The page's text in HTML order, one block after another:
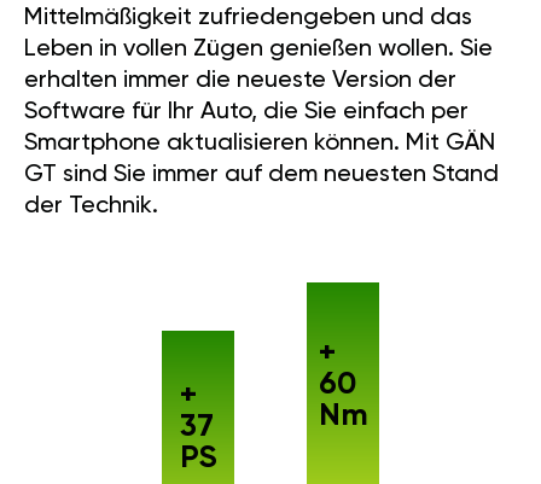
Mittelmäßigkeit zufriedengeben und das
Leben in vollen Zügen genießen wollen. Sie
erhalten immer die neueste Version der
Software für Ihr Auto, die Sie einfach per
Smartphone aktualisieren können. Mit GÄN
GT sind Sie immer auf dem neuesten Stand
der Technik.
+
37
PS
+
60
Nm